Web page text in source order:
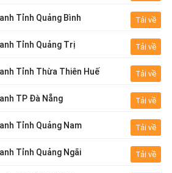
Tỉnh Quảng Bình Tải về
Tỉnh Quảng Trị Tải về
Tỉnh Thừa Thiên Huế Tải về
TP Đà Nẵng Tải về
Tỉnh Quảng Nam Tải về
Tỉnh Quảng Ngãi Tải về